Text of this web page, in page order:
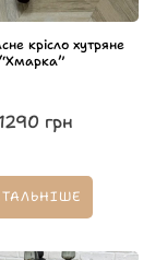
крісло хутряне
“Хмарка”
грн